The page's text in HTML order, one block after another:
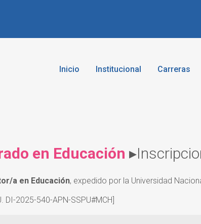
Ciencias de la Educación | UNER
Inicio Institucional Carreras
en Educación
a en Educación, expedido por la Universidad
DI-2025-540-APN-SSPU#MCH]